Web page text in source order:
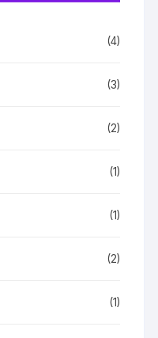
(4)
(3)
(2)
(1)
(1)
(2)
(1)